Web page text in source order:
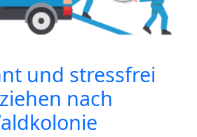
und stressfrei
nach